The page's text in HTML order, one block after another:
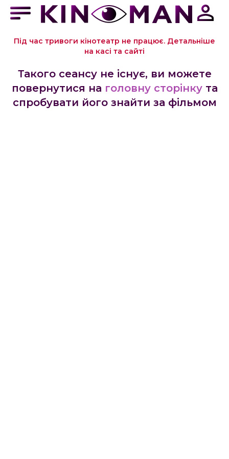
Під час тривоги кінотеатр не працює. Детальніше
на касі та сайті
Такого сеансу не існує, ви можете
повернутися на головну сторінку та
спробувати його знайти за фільмом